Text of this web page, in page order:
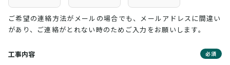
ご希望の連絡方法がメールの場合でも、メールアドレスに間違い
があり、ご連絡がとれない時のためご入力をお願いします。
工事内容 必須